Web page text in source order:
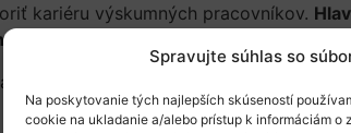
Spravujte súhlas so
Na poskytovanie tých najlepších skúseností
cookie na ukladanie a/alebo prístup k informáciám o
kariéru výskumných pracovníkov.
interaktívnych prednášok a
na širokú verejnosť a snaží sa vzbudiť
študentov.